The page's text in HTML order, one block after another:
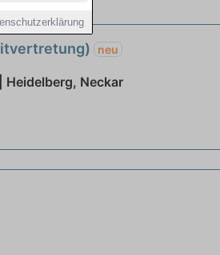
neu
Neckar